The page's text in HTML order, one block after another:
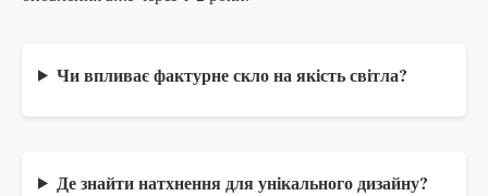
Чи впливає фактурне скло на якість світла?
Де знайти натхнення для унікального дизайну?